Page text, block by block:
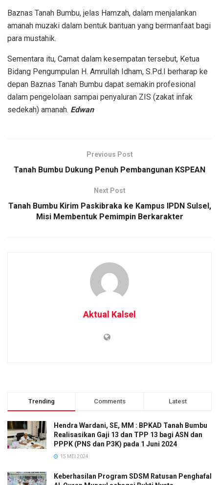
Baznas Tanah Bumbu, jelas Hamzah, dalam menjalankan
amanah muzaki dalam bentuk bantuan yang bermanfaat bagi
para mustahik.
Sementara itu, Camat dalam kesempatan tersebut, Ketua
Bidang Pengumpulan H. Amrullah Idham, S.Pd.I berharap ke
depan Baznas Tanah Bumbu dapat semakin profesional
dalam pengelolaan sampai penyaluran ZIS (zakat infak
sedekah) amanah. Edwan
Previous Post
Tanah Bumbu Dukung Penuh Pembangunan KSPEAN
Next Post
Tanah Bumbu Kirim Paskibraka ke Kampus IPDN Sulsel,
Misi Membentuk Pemimpin Berkarakter
Aktual Kalsel
Trending Comments Latest
Hendra Wardani, SE, MM : BPKAD Tanah Bumbu
Realisasikan Gaji 13 dan TPP 13 bagi ASN dan
PPPK (PNS dan P3K) pada 1 Juni 2024
15 MEI 2024
Keberhasilan Program SDSM Ratusan Penghafal